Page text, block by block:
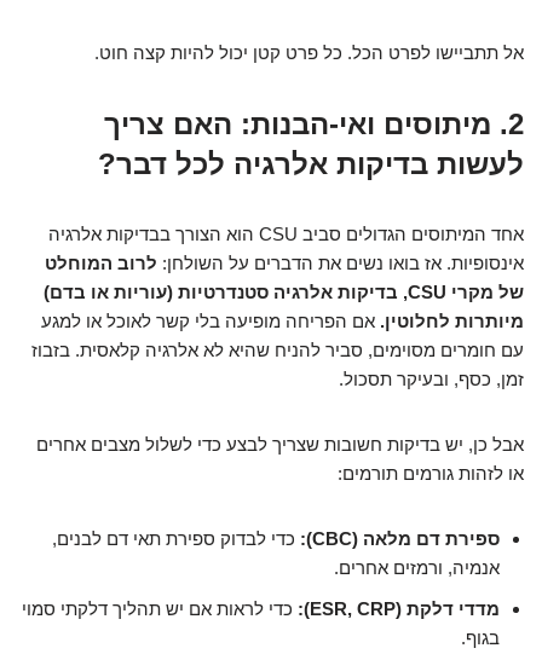
אל תתביישו לפרט הכל. כל פרט קטן יכול להיות קצה חוט.
2. מיתוסים ואי-הבנות: האם צריך
לעשות בדיקות אלרגיה לכל דבר?
אחד המיתוסים הגדולים סביב CSU הוא הצורך בבדיקות אלרגיה
אינסופיות. אז בואו נשים את הדברים על השולחן: לרוב המוחלט
של מקרי CSU, בדיקות אלרגיה סטנדרטיות (עוריות או בדם)
מיותרות לחלוטין. אם הפריחה מופיעה בלי קשר לאוכל או למגע
עם חומרים מסוימים, סביר להניח שהיא לא אלרגיה קלאסית. בזבוז
זמן, כסף, ובעיקר תסכול.
אבל כן, יש בדיקות חשובות שצריך לבצע כדי לשלול מצבים אחרים
או לזהות גורמים תורמים:
ספירת דם מלאה (CBC):
כדי לבדוק ספירת תאי דם לבנים,
אנמיה, ורמזים אחרים.
מדדי דלקת (ESR, CRP):
כדי לראות אם יש תהליך דלקתי סמוי
בגוף.